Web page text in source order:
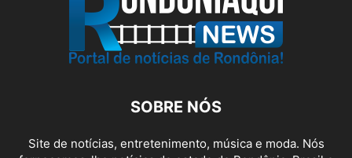
SOBRE NÓS
Site de notícias, entretenimento, música e moda. Nós